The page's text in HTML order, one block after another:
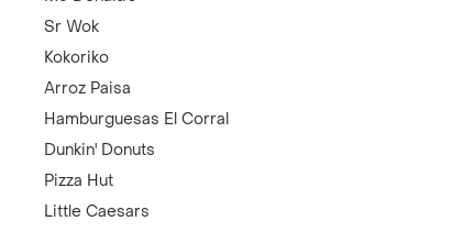
Sr Wok
Kokoriko
Arroz Paisa
Hamburguesas El Corral
Dunkin' Donuts
Pizza Hut
Little Caesars